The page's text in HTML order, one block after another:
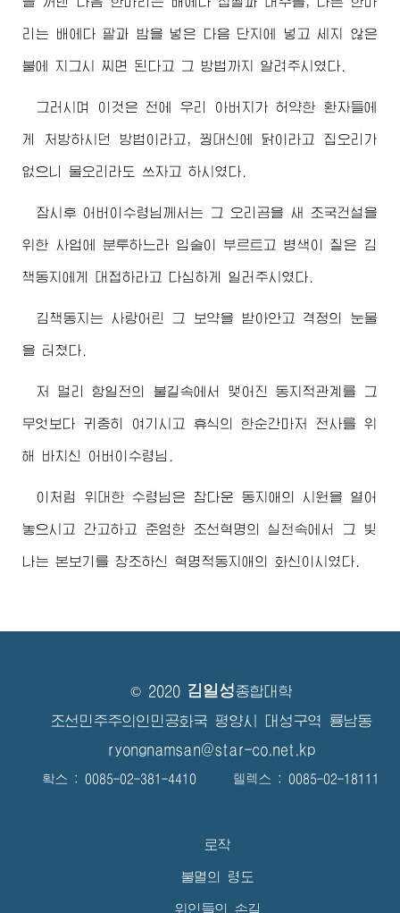
리는 배에다 팥과 밤을 넣은 다음 단지에 넣고 세지 않은
불에 지그시 찌면 된다고 그 방법까지 알려주시였다.
그러시며 이것은 전에 우리 아버지 가 허약한 환자들에
게 처방하시던 방법이라고, 꿩대신에 닭이라고 집오리가
없으니 물오리라도 쓰자고 하시였다.
잠시후 어버이수령님께서는 그 오리곰을 새 조국건설을
위한 사업에 분투하느라 입술이 부르트고 병색이 짙은 김
책동지에게 대접하라고 다심하게 일러주시였다.
김책동지는 사랑어린 그 보약을 받아안고 격정의 눈물
을 터쳤다.
저 멀리 항일전의 불길속에서 맺어진 동지적관계를 그
무엇보다 귀중히 여기시고 휴식의 한순간마저 전사를 위
해 바치신 어버이수령님
이처럼 위대한 수령님 은 참다운 동지애의 시원을 열어
놓으시고 간고하고 준엄한 조선혁명의 실천속에서 그 빛
나는 본보기를 창조하신 혁명적동지애의 화신이시였다.
© 2020 김일성종합대학
조선민주주의인민공화국 평양시 대성구역 룡남동
ryongnamsan@star-co.net.kp
확스 : 0085-02-381-4410 텔렉스 : 0085-02-18111
로작
불멸의 령도
위인들의 손길